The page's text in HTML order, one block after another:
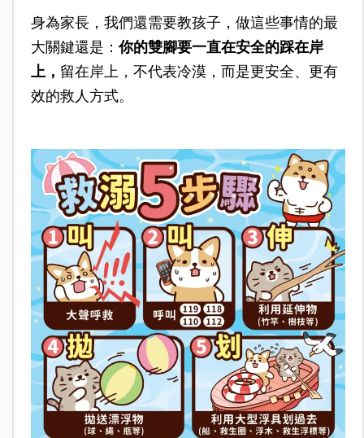
身為家長，我們還需要教孩子，做這些事情的最
大關鍵還是：你的雙腳要一直在安全的踩在岸
上， 留在岸上，不代表冷漠，而是更安全、更有
效的救人方式。